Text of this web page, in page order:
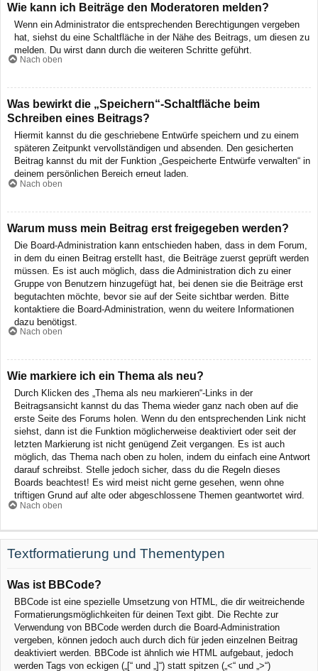
Wie kann ich Beiträge den Moderatoren melden?
Wenn ein Administrator die entsprechenden Berechtigungen vergeben
hat, siehst du eine Schaltfläche in der Nähe des Beitrags, um diesen zu
melden. Du wirst dann durch die weiteren Schritte geführt.
Nach oben
Was bewirkt die „Speichern“-Schaltfläche beim
Schreiben eines Beitrags?
Hiermit kannst du die geschriebene Entwürfe speichern und zu einem
späteren Zeitpunkt vervollständigen und absenden. Den gesicherten
Beitrag kannst du mit der Funktion „Gespeicherte Entwürfe verwalten“ in
deinem persönlichen Bereich erneut laden.
Nach oben
Warum muss mein Beitrag erst freigegeben werden?
Die Board-Administration kann entschieden haben, dass in dem Forum,
in dem du einen Beitrag erstellt hast, die Beiträge zuerst geprüft werden
müssen. Es ist auch möglich, dass die Administration dich zu einer
Gruppe von Benutzern hinzugefügt hat, bei denen sie die Beiträge erst
begutachten möchte, bevor sie auf der Seite sichtbar werden. Bitte
kontaktiere die Board-Administration, wenn du weitere Informationen
dazu benötigst.
Nach oben
Wie markiere ich ein Thema als neu?
Durch Klicken des „Thema als neu markieren“-Links in der
Beitragsansicht kannst du das Thema wieder ganz nach oben auf die
erste Seite des Forums holen. Wenn du den entsprechenden Link nicht
siehst, dann ist die Funktion möglicherweise deaktiviert oder seit der
letzten Markierung ist nicht genügend Zeit vergangen. Es ist auch
möglich, das Thema nach oben zu holen, indem du einfach eine Antwort
darauf schreibst. Stelle jedoch sicher, dass du die Regeln dieses
Boards beachtest! Es wird meist nicht gerne gesehen, wenn ohne
triftigen Grund auf alte oder abgeschlossene Themen geantwortet wird.
Nach oben
Textformatierung und Thementypen
Was ist BBCode?
BBCode ist eine spezielle Umsetzung von HTML, die dir weitreichende
Formatierungsmöglichkeiten für deinen Text gibt. Die Rechte zur
Verwendung von BBCode werden durch die Board-Administration
vergeben, können jedoch auch durch dich für jeden einzelnen Beitrag
deaktiviert werden. BBCode ist ähnlich wie HTML aufgebaut, jedoch
werden Tags von eckigen („[“ und „]“) statt spitzen („<“ und „>“)